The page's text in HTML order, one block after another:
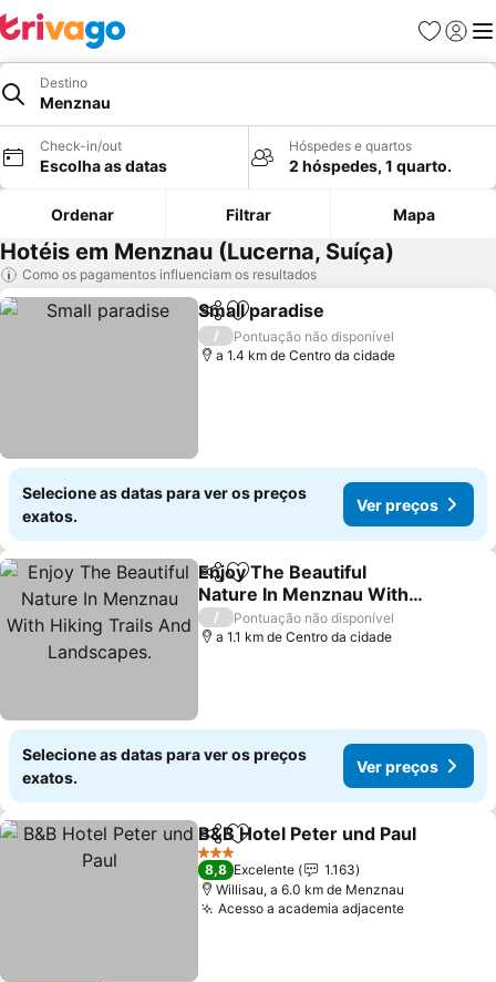
Favoritos
Iniciar
Destino
Menznau
Check-in/out
Escolha as datas
Hóspedes e quartos
2 hóspedes, 1 quarto.
Ordenar Filtrar Mapa
Hotéis em Menznau (Lucerna, Suíça)
Como os pagamentos influenciam os resultados
PartilharAdicionar aos favoritos
Small paradise
/
Pontuação não disponível
a 1.4 km de Centro da cidade
Selecione as datas para ver os preços
exatos.
Ver preços
PartilharAdicionar aos favoritos
Enjoy The Beautiful
Nature In Menznau With
Hiking Trails And
Landscapes.
Ver preços
/
Pontuação não disponível
a 1.1 km de Centro da cidade
Selecione as datas para ver os preços
exatos.
Ver preços
PartilharAdicionar aos favoritos
B&B Hotel Peter und Paul
3 Estrelas
8,8 Excelente
1.163
Willisau, a 6.0 km de Menznau
Acesso a academia adjacenteVer preços